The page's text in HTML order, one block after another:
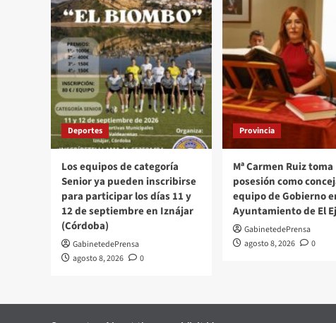
Deportes
Los equipos de categoría
Senior ya pueden inscribirse
para participar los días 11 y
12 de septiembre en Iznájar
(Córdoba)
GabinetedePrensa
agosto 8, 2026
0
Provincia
Mª Carmen Ruiz toma
posesión como
equipo de Gobierno
Ayuntamiento de El
GabinetedePrensa
agosto 8, 2026
0